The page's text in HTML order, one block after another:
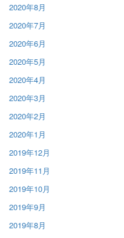
2020年8月
2020年7月
2020年6月
2020年5月
2020年4月
2020年3月
2020年2月
2020年1月
2019年12月
2019年11月
2019年10月
2019年9月
2019年8月